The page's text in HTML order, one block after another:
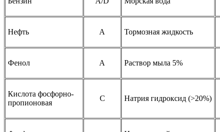
Нефть A Тормозная жидкость
Фенол A Раствор мыла 5%
Кислота фосфорно-
пропионовая
C Натрия гидроксид (>20%)